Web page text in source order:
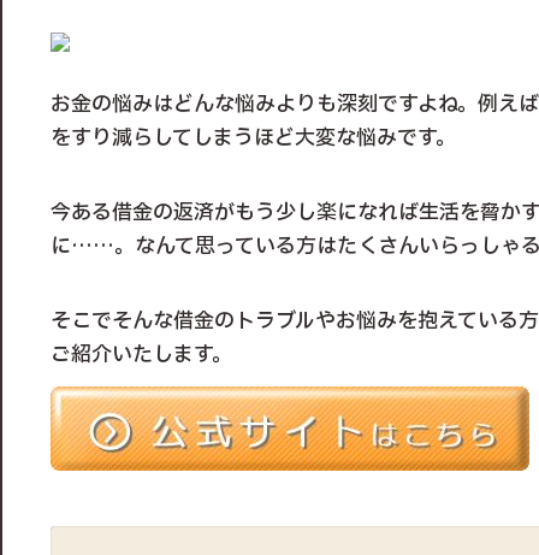
お金の悩みはどんな悩みよりも深刻ですよね。例え
をすり減らしてしまうほど大変な悩みです。
今ある借金の返済がもう少し楽になれば生活を脅か
に……。なんて思っている方はたくさんいらっしゃ
そこでそんな借金のトラブルやお悩みを抱えている
ご紹介いたします。